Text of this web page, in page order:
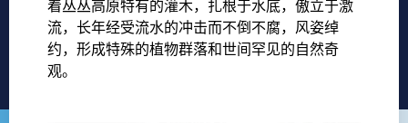
着丛丛高原特有的灌木，扎根于水底，傲立于激
流，长年经受流水的冲击而不倒不腐，风姿绰
约，形成特殊的植物群落和世间罕见的自然奇
观。